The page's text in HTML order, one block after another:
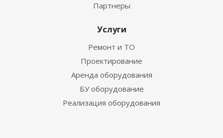
Партнеры
Услуги
Ремонт и ТО
Проектирование
Аренда оборудования
БУ оборудование
Реализация оборудования